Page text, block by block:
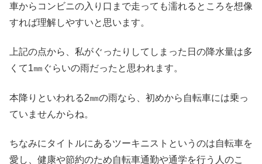
車からコンビニの入り口まで走っても濡れるところを想像
すれば理解しやすいと思います。
上記の点から、私がぐったりしてしまった日の降水量は多
くて1㎜ぐらいの雨だったと思われます。
本降りといわれる2㎜の雨なら、初めから自転車には乗っ
ていませんからね。
ちなみにタイトルにあるツーキニストというのは自転車を
愛し、健康や節約のため自転車通勤や通学を行う人のこ